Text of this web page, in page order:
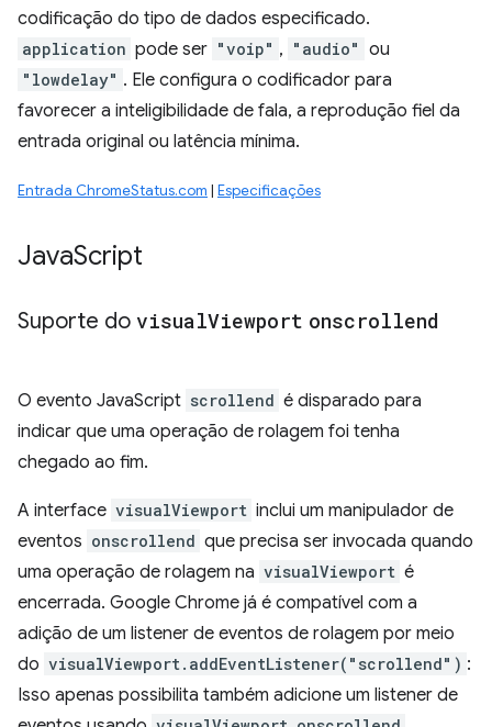
codificação do tipo de dados especificado.
application pode ser "voip" , "audio" ou
"lowdelay" . Ele configura o codificador para
favorecer a inteligibilidade de fala, a reprodução fiel da
entrada original ou latência mínima.
Entrada ChromeStatus.com | Especificações
JavaScript
Suporte do visualViewport onscrollend
O evento JavaScript scrollend é disparado para
indicar que uma operação de rolagem foi tenha
chegado ao fim.
A interface visualViewport inclui um manipulador de
eventos onscrollend que precisa ser invocada quando
uma operação de rolagem na visualViewport é
encerrada. Google Chrome já é compatível com a
adição de um listener de eventos de rolagem por meio
do visualViewport.addEventListener("scrollend") :
Isso apenas possibilita também adicione um listener de